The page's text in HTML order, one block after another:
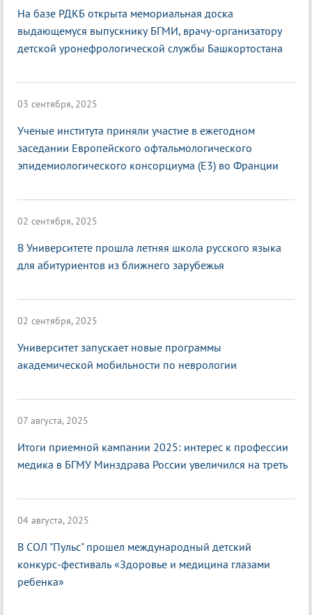
На базе РДКБ открыта мемориальная доска
выдающемуся выпускнику БГМИ, врачу-организатору
детской уронефрологической службы Башкортостана
03 сентября, 2025
Ученые института приняли участие в ежегодном
заседании Европейского офтальмологического
эпидемиологического консорциума (E3) во Франции
02 сентября, 2025
В Университете прошла летняя школа русского языка
для абитуриентов из ближнего зарубежья
02 сентября, 2025
Университет запускает новые программы
академической мобильности по неврологии
07 августа, 2025
Итоги приемной кампании 2025: интерес к профессии
медика в БГМУ Минздрава России увеличился на треть
04 августа, 2025
В СОЛ "Пульс" прошел международный детский
конкурс-фестиваль «Здоровье и медицина глазами
ребенка»